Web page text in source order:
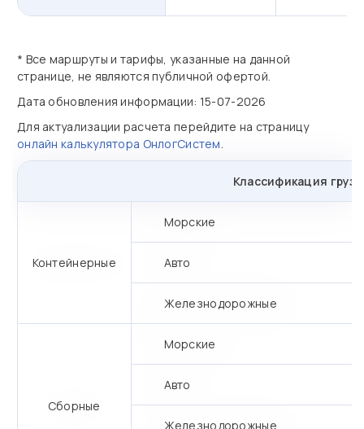
* Все маршруты и тарифы, указанные на данной
странице, не являются публичной офертой.
Дата обновления информации: 15-07-2026
Для актуализации расчета перейдите на страницу
онлайн калькулятора ОнлогСистем.
Классификация
Контейнерные
Морские
Авто
Железнодорожные
Сборные
Морские
Авто
Железнодорожные